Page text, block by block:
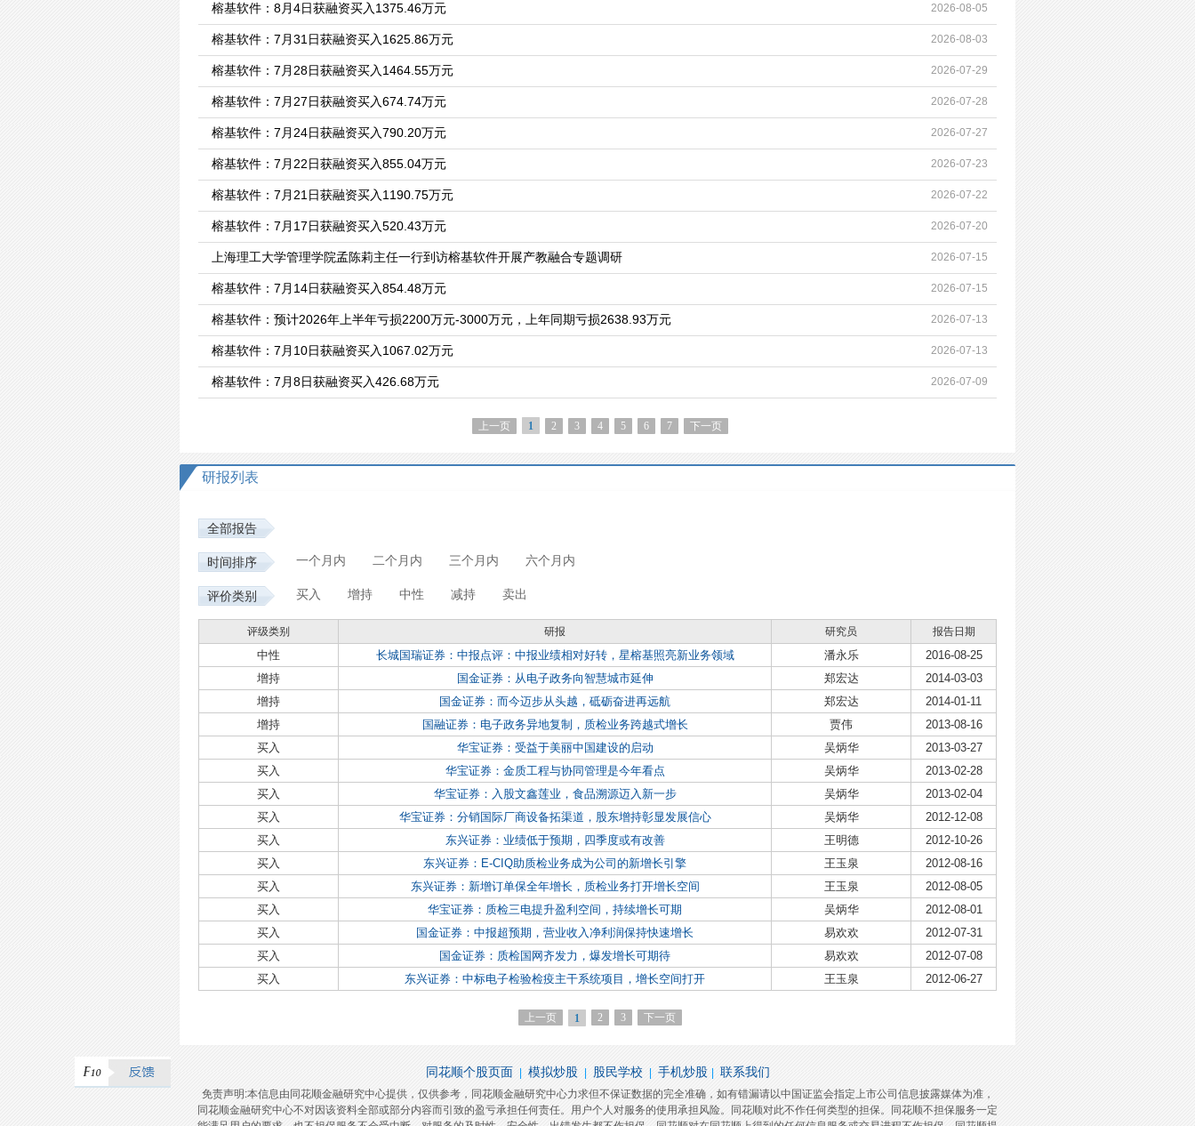
榕基软件：8月4日获融资买入1375.46万元 2026-08-05
榕基软件：7月31日获融资买入1625.86万元 2026-08-03
榕基软件：7月28日获融资买入1464.55万元 2026-07-29
榕基软件：7月27日获融资买入674.74万元 2026-07-28
榕基软件：7月24日获融资买入790.20万元 2026-07-27
榕基软件：7月22日获融资买入855.04万元 2026-07-23
榕基软件：7月21日获融资买入1190.75万元 2026-07-22
榕基软件：7月17日获融资买入520.43万元 2026-07-20
上海理工大学管理学院孟陈莉主任一行到访榕基软件开展产教融合专题调研 2026-07-15
榕基软件：7月14日获融资买入854.48万元 2026-07-15
榕基软件：预计2026年上半年亏损2200万元-3000万元，上年同期亏损2638.93万元 2026-07-13
榕基软件：7月10日获融资买入1067.02万元 2026-07-13
榕基软件：7月8日获融资买入426.68万元 2026-07-09
上一页 1 2 3 4 5 6 7 下一页
研报列表
全部报告
时间排序 一个月内 二个月内 三个月内 六个月内
评价类别 买入 增持 中性 减持 卖出
评级类别 研报 研究员 报告日期
中性 长城国瑞证券：中报点评：中报业绩相对好转，星榕基照亮新业务领域 潘永乐
2016-08-25
增持
国金证券：从电子政务向智慧城市延伸 郑宏达
2014-03-03
增持
国金证券：而今迈步从头越，砥砺奋进再远航 郑宏达
2014-01-11
增持
国融证券：电子政务异地复制，质检业务跨越式增长 贾伟
2013-08-16
买入
华宝证券：受益于美丽中国建设的启动 吴炳华
2013-03-27
买入
华宝证券：金质工程与协同管理是今年看点 吴炳华
2013-02-28
买入
华宝证券：入股文鑫莲业，食品溯源迈入新一步 吴炳华
2013-02-04
买入
华宝证券：分销国际厂商设备拓渠道，股东增持彰显发展信心 吴炳华
2012-12-08
买入
东兴证券：业绩低于预期，四季度或有改善 王明德
2012-10-26
买入
东兴证券：E-CIQ助质检业务成为公司的新增长引擎 王玉泉
2012-08-16
买入
东兴证券：新增订单保全年增长，质检业务打开增长空间 王玉泉
2012-08-05
买入
华宝证券：质检三电提升盈利空间，持续增长可期 吴炳华
2012-08-01
买入
国金证券：中报超预期，营业收入净利润保持快速增长 易欢欢
2012-07-31
买入
国金证券：质检国网齐发力，爆发增长可期待 易欢欢
2012-07-08
买入
东兴证券：中标电子检验检疫主干系统项目，增长空间打开 王玉泉 2012-06-27
上一页 1 2 3 下一页
同花顺个股页面 | 模拟炒股 | 股民学校 | 手机炒股 | 联系我们
免责声明:本信息由同花顺金融研究中心提供，仅供参考，同花顺金融研究中心力求但不保证数据的完全准确，如有错漏请以中国证监会指定上市公司信息披露媒体为准，
同花顺金融研究中心不对因该资料全部或部分内容而引致的盈亏承担任何责任。用户个人对服务的使用承担风险。同花顺对此不作任何类型的担保。同花顺不担保服务一定